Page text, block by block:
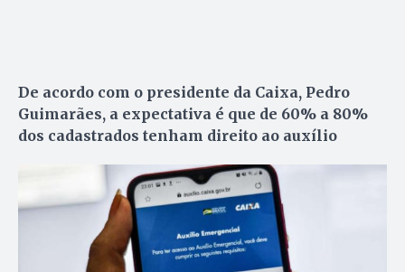
De acordo com o presidente da Caixa, Pedro
Guimarães, a expectativa é que de 60% a 80%
dos cadastrados tenham direito ao auxílio